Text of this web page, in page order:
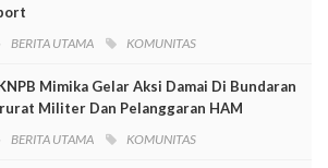
BERITA UTAMA KOMUNITAS
Mimika Gelar Aksi Damai Di Bundaran
Militer Dan Pelanggaran HAM
BERITA UTAMA KOMUNITAS